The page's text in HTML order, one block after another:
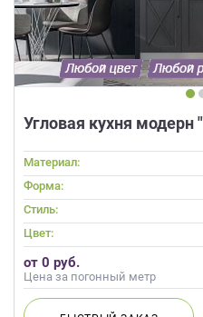
Угловая кухня модерн
Материал:
Форма:
Стиль:
Цвет:
от 0 руб.
Цена за погонный метр